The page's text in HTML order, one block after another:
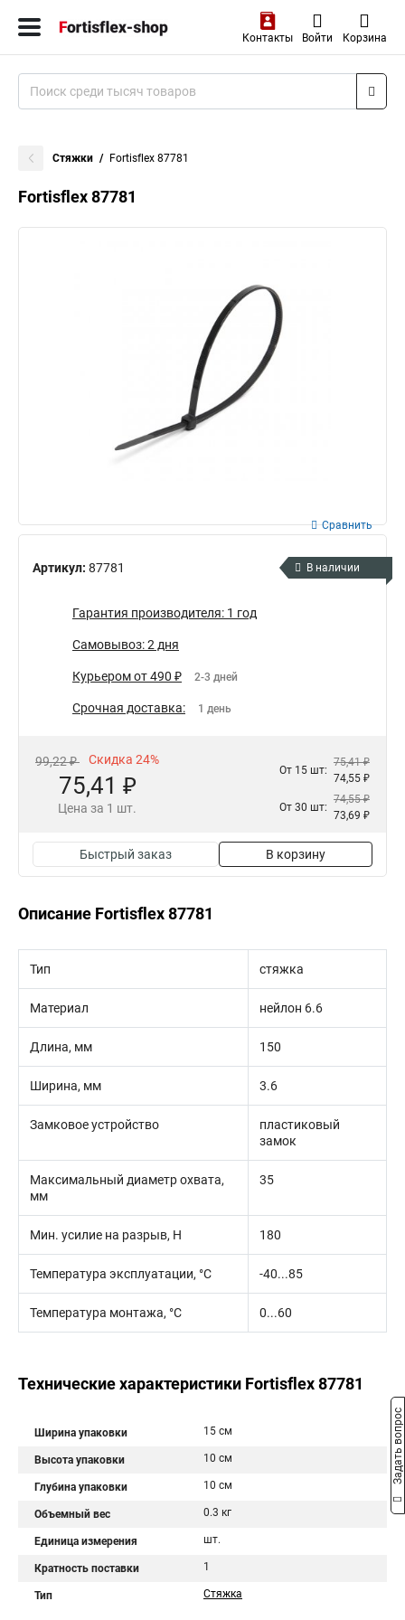
Контакты Войти Корзина
Стяжки Fortisflex 87781
Fortisflex 87781
Артикул: 87781
Сравнить
В наличии
Гарантия производителя: 1 год
Самовывоз: 2 дня
Курьером от 490 ₽ 2-3 дней
Срочная доставка: 1 день
99,22 ₽ Скидка 24%
75,41 ₽
Цена за 1 шт.
От 15 шт:
75,41 ₽
74,55 ₽
От 30 шт:
74,55 ₽
73,69 ₽
Быстрый заказ В корзину
Описание Fortisflex 87781
Тип стяжка
Материал нейлон 6.6
Длина, мм 150
Ширина, мм 3.6
Замковое устройство
пластиковый
замок
Максимальный диаметр охвата,
мм
35
Мин. усилие на разрыв, Н 180
Температура эксплуатации, °C -40...85
Температура монтажа, °C 0...60
Технические характеристики Fortisflex 87781
Ширина упаковки 15 см
Высота упаковки 10 см
Глубина упаковки 10 см
Объемный вес 0.3 кг
Единица измерения шт.
Кратность поставки 1
Тип Стяжка
Задать вопрос